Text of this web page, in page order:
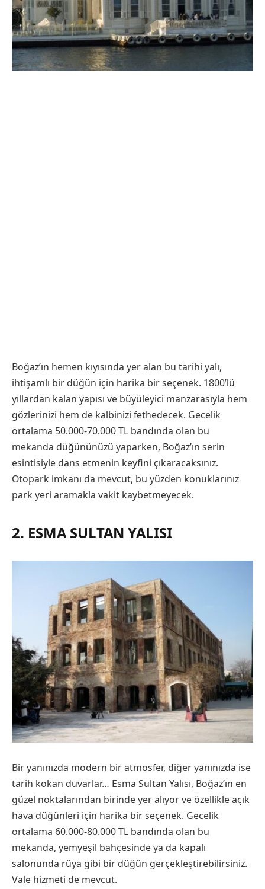
Boğaz’ın hemen kıyısında yer alan bu tarihi yalı,
ihtişamlı bir düğün için harika bir seçenek. 1800’lü
yıllardan kalan yapısı ve büyüleyici manzarasıyla hem
gözlerinizi hem de kalbinizi fethedecek. Gecelik
ortalama 50.000-70.000 TL bandında olan bu
mekanda düğününüzü yaparken, Boğaz’ın serin
esintisiyle dans etmenin keyfini çıkaracaksınız.
Otopark imkanı da mevcut, bu yüzden konuklarınız
park yeri aramakla vakit kaybetmeyecek.
2. ESMA SULTAN YALISI
Bir yanınızda modern bir atmosfer, diğer yanınızda ise
tarih kokan duvarlar… Esma Sultan Yalısı, Boğaz’ın en
güzel noktalarından birinde yer alıyor ve özellikle açık
hava düğünleri için harika bir seçenek. Gecelik
ortalama 60.000-80.000 TL bandında olan bu
mekanda, yemyeşil bahçesinde ya da kapalı
salonunda rüya gibi bir düğün gerçekleştirebilirsiniz.
Vale hizmeti de mevcut.